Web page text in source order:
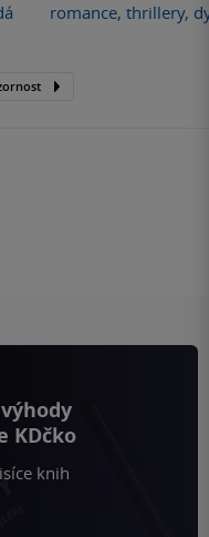
romance, thrillery,
KDčko
knih